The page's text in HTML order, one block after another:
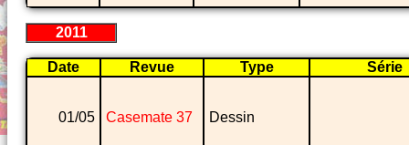
2011
Date Revue Type Série
01/05 Casemate 37 Dessin